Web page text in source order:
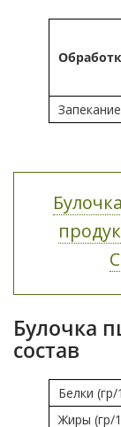
Запекание
Булочка
состав
Белки
Жиры (гр/